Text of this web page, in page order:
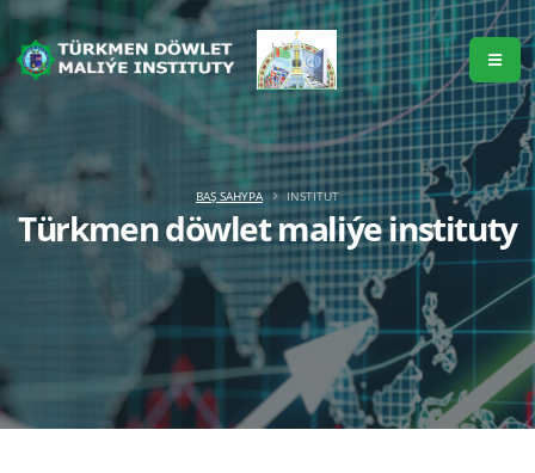
Türkmen döwlet maliýe instituty
BAŞ SAHYPA INSTITUT